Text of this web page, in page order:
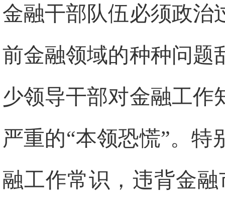
金融干部队伍必须政治
前金融领域的种种问题
少领导干部对金融工作
严重的“本领恐慌”。
融工作常识，违背金